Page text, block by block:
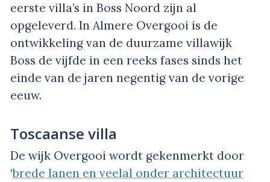
eerste villa’s in Boss Noord zijn al
opgeleverd. In Almere Overgooi is de
ontwikkeling van de duurzame villawijk
Boss de vijfde in een reeks fases sinds het
einde van de jaren negentig van de vorige
eeuw.
Toscaanse villa
De wijk Overgooi wordt gekenmerkt door
‘brede lanen en veelal onder architectuur